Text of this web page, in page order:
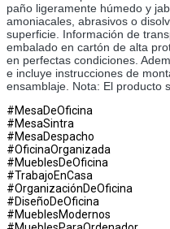
paño ligeramente húmedo y
amoniacales, abrasivos o
superficie. Información de
embalado en cartón de alta
en perfectas condiciones.
e incluye instrucciones de
ensamblaje. Nota: El producto
#MesaDeOficina
#MesaSintra
#MesaDespacho
#OficinaOrganizada
#MueblesDeOficina
#TrabajoEnCasa
#OrganizaciónDeOficina
#DiseñoDeOficina
#MueblesModernos